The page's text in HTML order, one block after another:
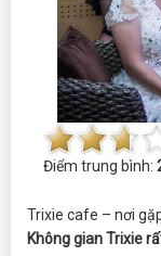
Điểm trung bình:
Trixie cafe – nơi
Không gian Trixie